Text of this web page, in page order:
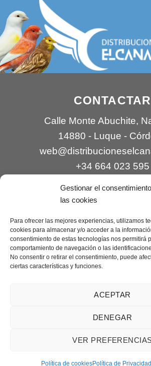
Gestionar el
las cookies
Para ofrecer las mejores experiencias, utilizamos
cookies para almacenar y/o acceder a la
consentimiento de estas tecnologías nos permitirá
comportamiento de navegación o las
No consentir o retirar el consentimiento, puede
ciertas características y funciones.
ACEPTAR
DENEGAR
VER
Política de cookiesPolítica de Privacidad
CONTACTAR
Calle Monte Abuchite,
14880 - Luque -
+34 664 023 595
Contacto|Incidencias|
Condiciones
Mantenimiento web a cargo deCreaciones
Política de privacidad |